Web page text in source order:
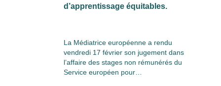
d’apprentissage équitables.
La Médiatrice européenne a rendu
vendredi 17 février son jugement dans
l’affaire des stages non rémunérés du
Service européen pour…